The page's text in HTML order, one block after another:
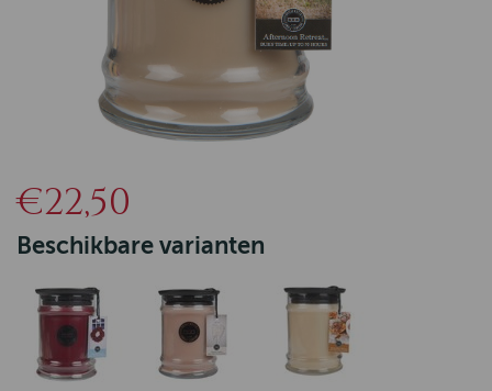
€22,50
Beschikbare varianten